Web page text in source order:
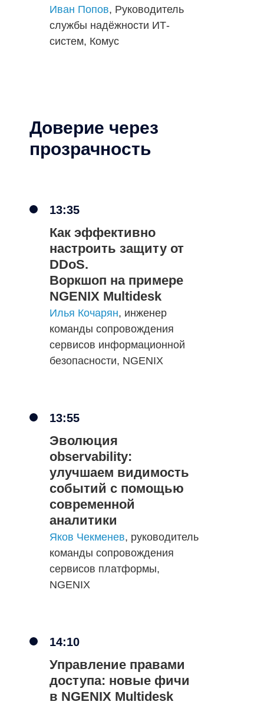
Иван Попов, Руководитель
службы надёжности ИТ-
систем, Комус
Доверие через
прозрачность
13:35
Как эффективно
настроить защиту от
DDoS.
Воркшоп на примере
NGENIX Multidesk
Илья Кочарян, инженер
команды сопровождения
сервисов информационной
безопасности, NGENIX
13:55
Эволюция
observability:
улучшаем видимость
событий с помощью
современной
аналитики
Яков Чекменев, руководитель
команды сопровождения
сервисов платформы,
NGENIX
14:10
Управление правами
доступа: новые фичи
в NGENIX Multidesk